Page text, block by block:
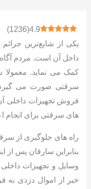
4.9
(
1236
)
یکی از شایع‌ترین
داخل آن است. مردم
کمک می ‌نماید.
سرقتی صورت می ‌گیرد
فروش تجهیزات داخلی
های سرقتی برای انجام
راه های جلوگیری از
بنابراین سارقان پس از
وسایل و تجهیزات داخلی
‌خبر از اموال دزدی به